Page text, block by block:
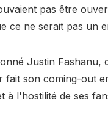
pas être
ce ne serait pas un
Justin
fait son coming-out
à l'hostilité de ses